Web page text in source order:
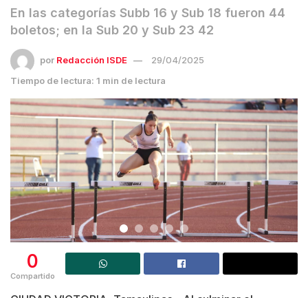
En las categorías Subb 16 y Sub 18 fueron 44
boletos; en la Sub 20 y Sub 23 42
por Redacción ISDE
29/04/2025
Tiempo de lectura: 1 min de lectura
0
Compartido